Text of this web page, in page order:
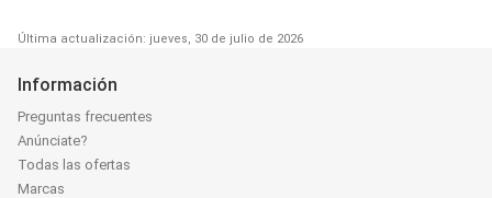
Última actualización: jueves, 30 de julio de 2026
Información
Preguntas frecuentes
Anúnciate?
Todas las ofertas
Marcas